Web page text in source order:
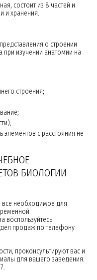
состоит из 8 частей и
и хранения.
о строении
при изучении анатомии на
строения;
с расстояния не
БИОЛОГИИ
все необходимое для
воспользуйтесь
продаж по телефону
проконсультируют вас и
для вашего заведения.